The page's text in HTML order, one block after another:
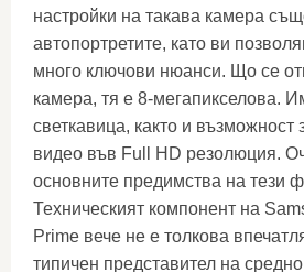
настройки на такава камера
автопортретите, като ви
много ключови нюанси. Що се
камера, тя е 8-мегапикселова.
светкавица, както и възможност
видео във Full HD резолюция.
основните предимства на тези
Техническият компонент на
Prime вече не е толкова
типичен представител на